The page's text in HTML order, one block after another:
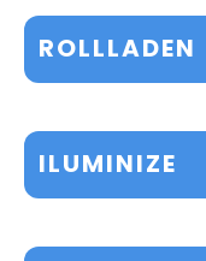
ROLLLADEN
ILUMINIZE